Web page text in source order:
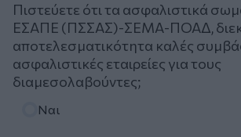
Πιστεύετε ότι τα ασφαλιστικά
ΕΣΑΠΕ (ΠΣΣΑΣ)-ΣΕΜΑ-ΠΟΑΔ,
αποτελεσματικότητα καλές
ασφαλιστικές εταιρείες για τους
διαμεσολαβούντες;
Ναι